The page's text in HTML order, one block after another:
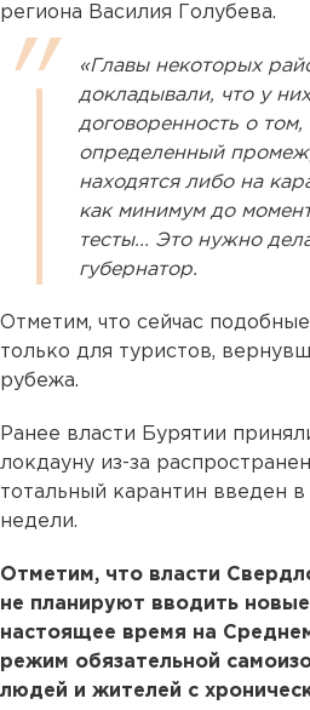
региона Василия Голубева.
«Главы некоторых
докладывали, что у
договоренность о
определенный
находятся либо на
как минимум до
тесты... Это нужно
губернатор.
Отметим, что сейчас
только для туристов,
рубежа.
Ранее власти Бурятии
локдауну из-за
тотальный карантин введен
недели.
Отметим, что власти
не планируют вводить
настоящее время на
режим обязательной
людей и жителей с